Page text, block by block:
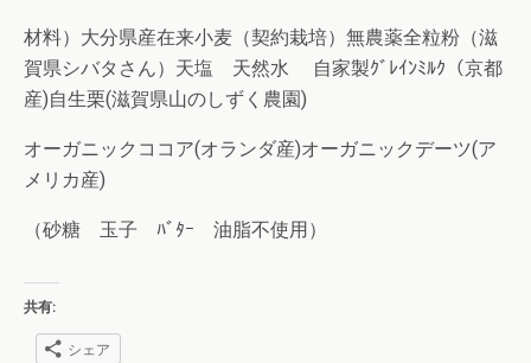
材料）大分県産在来小麦（契約栽培）無農薬全粒粉（滋
賀県シバタさん）天塩 天然水 自家製ｸﾞﾚｲﾝﾐﾙｸ（京都
産)自生栗(滋賀県山のしずく農園)
オーガニックココア(オランダ産)オーガニックデーツ(ア
メリカ産)
（砂糖 玉子 ﾊﾞﾀｰ 油脂不使用）
共有:
シェア